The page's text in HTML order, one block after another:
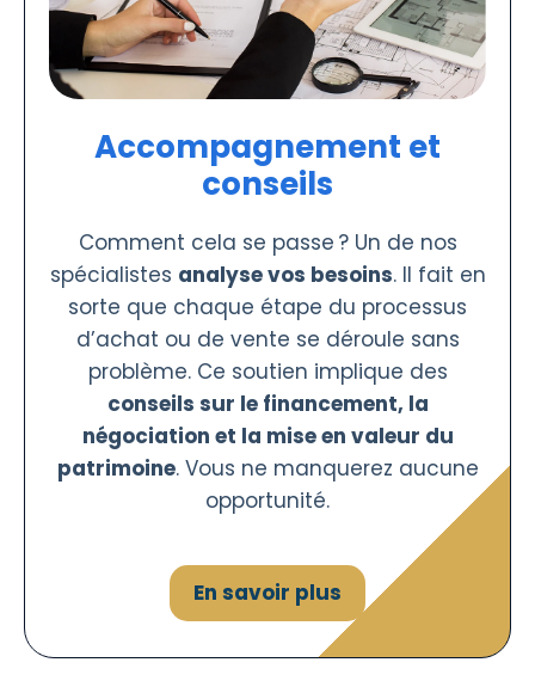
Accompagnement et
conseils
Comment cela se passe ? Un de nos
spécialistes analyse vos besoins. Il fait en
sorte que chaque étape du processus
d’achat ou de vente se déroule sans
problème. Ce soutien implique des
conseils sur le financement, la
négociation et la mise en valeur du
patrimoine. Vous ne manquerez aucune
opportunité.
En savoir plus